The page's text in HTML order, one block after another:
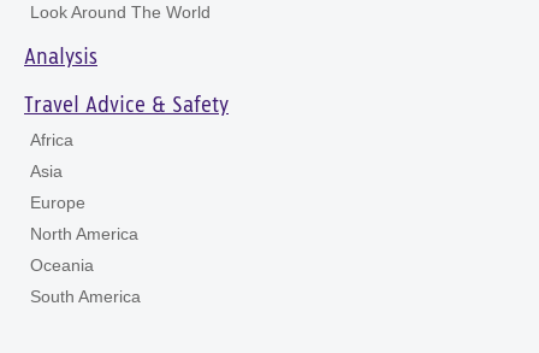
Look Around The World
Analysis
Travel Advice & Safety
Africa
Asia
Europe
North America
Oceania
South America